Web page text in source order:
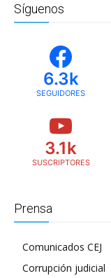
Síguenos
6.3k
SEGUIDORES
3.1k
SUSCRIPTORES
Prensa
Comunicados CEJ
Corrupción judicial